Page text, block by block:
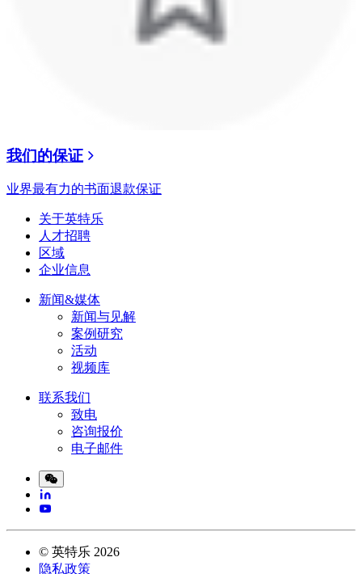
我们的保证
业界最有力的书面退款保证
关于英特乐
人才招聘
区域
企业信息
新闻&媒体
新闻与见解
案例研究
活动
视频库
联系我们
致电
咨询报价
电子邮件
© 英特乐 2026
隐私政策